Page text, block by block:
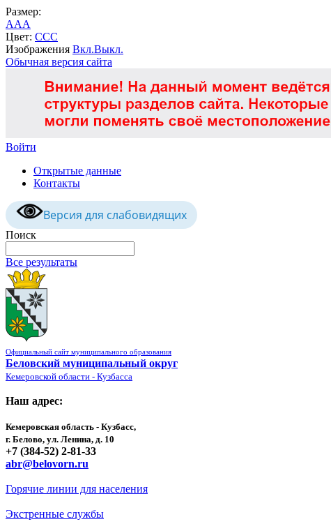
Размер:
AAA
Цвет: CCC
Изображения Вкл.Выкл.
Обычная версия сайта
Войти
Открытые данные
Контакты
Версия для слабовидящих
Поиск
Все результаты
Официальный сайт муниципального образования
Беловский муниципальный округ
Кемеровской области - Кузбасса
Наш адрес:
Кемеровская область - Кузбасс,
г. Белово, ул. Ленина, д. 10
+7 (384-52) 2-81-33
abr@belovorn.ru
Горячие линии для населения
Экстренные службы